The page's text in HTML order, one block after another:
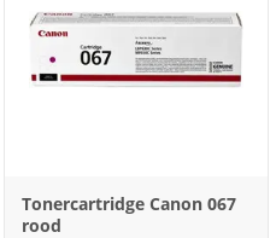
Tonercartridge Canon 067
rood